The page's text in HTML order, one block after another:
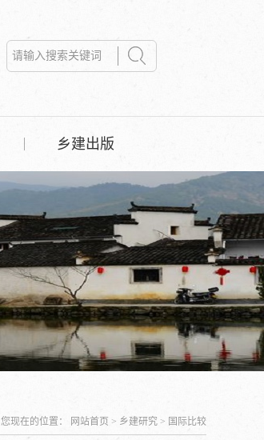
乡建出版
您现在的位置： 网站首页 > 乡建研究 > 国际比较